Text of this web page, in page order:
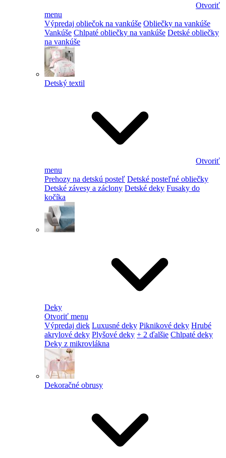
Otvoriť
menu
Výpredaj obliečok na vankúše Obliečky na vankúše
Vankúše Chlpaté obliečky na vankúše Detské obliečky
na vankúše
Detský textil
Otvoriť
menu
Prehozy na detskú posteľ Detské posteľné obliečky
Detské závesy a záclony Detské deky Fusaky do
kočíka
Deky
Otvoriť menu
Výpredaj diek Luxusné deky Piknikové deky Hrubé
akrylové deky Plyšové deky + 2 ďalšie Chlpaté deky
Deky z mikrovlákna
Dekoračné obrusy